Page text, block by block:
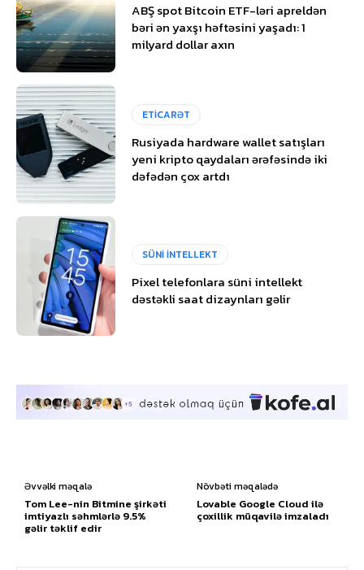
ABŞ spot Bitcoin ETF-ləri apreldən
bəri ən yaxşı həftəsini yaşadı: 1
milyard dollar axın
ETİCARƏT
Rusiyada hardware wallet satışları
yeni kripto qaydaları ərəfəsində iki
dəfədən çox artdı
SÜNİ İNTELLEKT
Pixel telefonlara süni intellekt
dəstəkli saat dizaynları gəlir
Əvvəlki məqalə
Tom Lee-nin Bitmine şirkəti
imtiyazlı səhmlərlə 9.5%
gəlir təklif edir
Növbəti məqalədə
Lovable Google Cloud ilə
çoxillik müqavilə imzaladı